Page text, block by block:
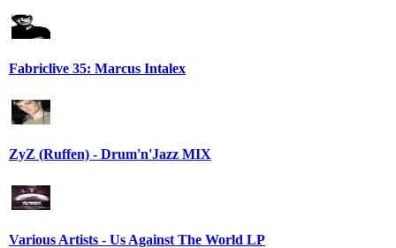
Fabriclive 35: Marcus Intalex
ZyZ (Ruffen) - Drum'n'Jazz MIX
Various Artists - Us Against The World LP